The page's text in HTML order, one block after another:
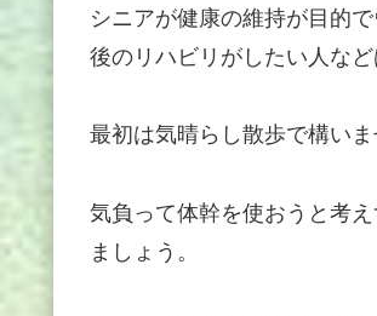
シニアが健康の維持が目的
後のリハビリがしたい人な
最初は気晴らし散歩で構いま
気負って体幹を使おうと考
ましょう。